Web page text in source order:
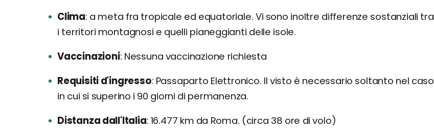
Clima a meta fra tropicale ed equatoriale. Vi sono inoltre differenze sostanziali tra
i territori montagnosi e quelli pianeggianti delle isole.
Vaccinazioni Nessuna vaccinazione richiesta
Requisiti d'ingresso Passaparto Elettronico. Il visto è necessario soltanto nel caso
in cui si superino i 90 giorni di permanenza.
Distanza dall'Italia 16.477 km da Roma. (circa 38 ore di volo)